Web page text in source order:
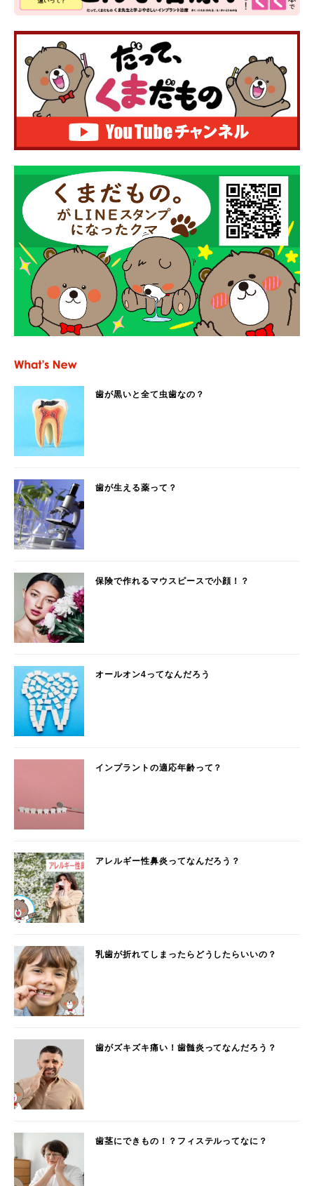
歯が黒いと全て虫歯なの？
歯が生える薬って？
保険で作れるマウスピースで小顔！？
オールオン4ってなんだろう
インプラントの適応年齢って？
アレルギー性鼻炎ってなんだろう？
乳歯が折れてしまったらどうしたらいいの？
歯がズキズキ痛い！歯髄炎ってなんだろう？
歯茎にできもの！？フィステルってなに？